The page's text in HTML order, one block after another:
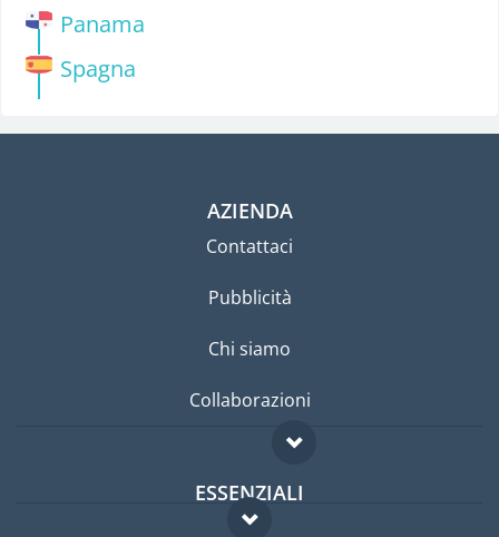
Panama
Spagna
AZIENDA
Contattaci
Pubblicità
Chi siamo
Collaborazioni
ESSENZIALI
Forum per expat